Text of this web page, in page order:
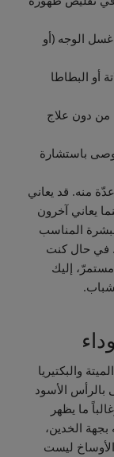
الوجه (أو
أو البطاطا
من دون علاج
باستشارة
منه. قد يعاني
يعاني آخرون
المناسب
في حال كنت
إليك
والبكتيريا
بالرأس الأسود
ما يظهر
الخدين،
ليست